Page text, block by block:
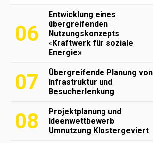
06
Entwicklung eines
übergreifenden
Nutzungskonzepts
«Kraftwerk für soziale
Energie»
07
Übergreifende Planung von
Infrastruktur und
Besucherlenkung
08
Projektplanung und
Ideenwettbewerb
Umnutzung Klostergeviert